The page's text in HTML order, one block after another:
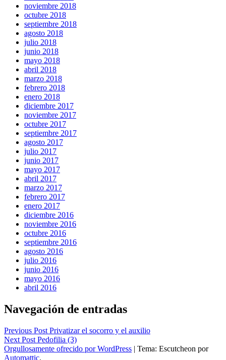
noviembre 2018
octubre 2018
septiembre 2018
agosto 2018
julio 2018
junio 2018
mayo 2018
abril 2018
marzo 2018
febrero 2018
enero 2018
diciembre 2017
noviembre 2017
octubre 2017
septiembre 2017
agosto 2017
julio 2017
junio 2017
mayo 2017
abril 2017
marzo 2017
febrero 2017
enero 2017
diciembre 2016
noviembre 2016
octubre 2016
septiembre 2016
agosto 2016
julio 2016
junio 2016
mayo 2016
abril 2016
Navegación de entradas
Previous Post Privatizar el socorro y el auxilio
Next Post Pedofilia (3)
Orgullosamente ofrecido por WordPress | Tema: Escutcheon por
Automattic.